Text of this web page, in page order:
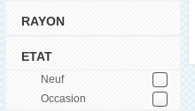
RAYON
ETAT
Neuf
Occasion